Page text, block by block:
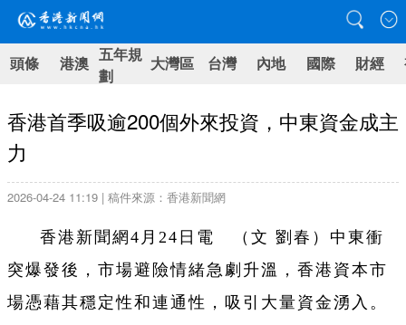
頭條 港澳 五年規
劃
大灣區 台灣 內地 國際 財經
香港首季吸逾200個外來投資，中東資金成主
力
2026-04-24 11:19 | 稿件來源：香港新聞網
香港新聞網4月24日電 （文 劉春）中東衝
突爆發後，市場避險情緒急劇升溫，香港資本市
場憑藉其穩定性和連通性，吸引大量資金湧入。